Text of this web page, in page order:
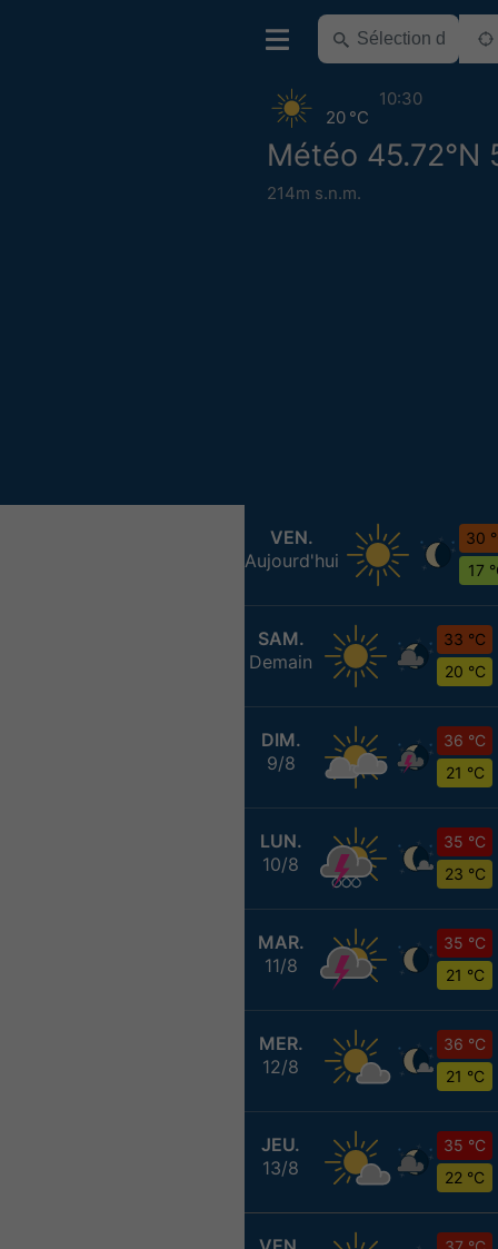
Météo 45.72°N
214m s.n.m.
20 °C
10:30
VEN.
Aujourd'hui
30
17
SAM.
Demain
33 °C
20 °C
DIM.
9/8
36 °C
21 °C
LUN.
10/8
35 °C
23 °C
MAR.
11/8
35 °C
21 °C
MER.
12/8
36 °C
21 °C
JEU.
13/8
35 °C
22 °C